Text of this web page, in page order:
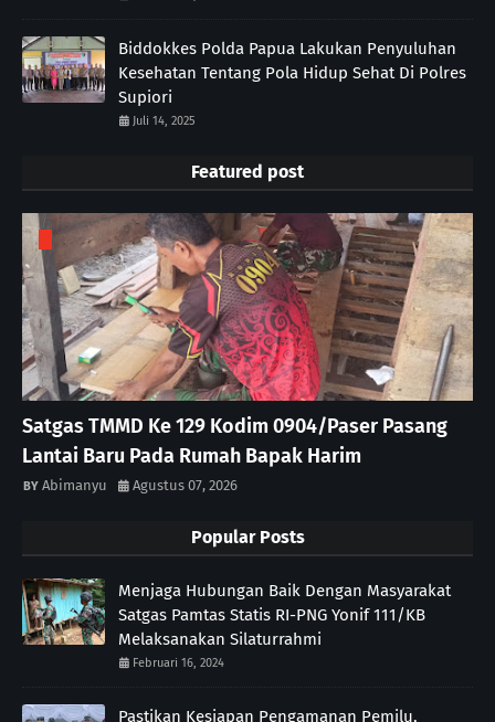
Biddokkes Polda Papua Lakukan Penyuluhan
Kesehatan Tentang Pola Hidup Sehat Di Polres
Supiori
Juli 14, 2025
Featured post
Satgas TMMD Ke 129 Kodim 0904/Paser Pasang
Lantai Baru Pada Rumah Bapak Harim
Abimanyu Agustus 07, 2026
Popular Posts
Menjaga Hubungan Baik Dengan Masyarakat
Satgas Pamtas Statis RI-PNG Yonif 111/KB
Melaksanakan Silaturrahmi
Februari 16, 2024
Pastikan Kesiapan Pengamanan Pemilu,